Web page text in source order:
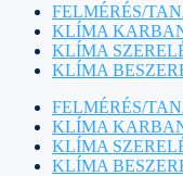
FELMÉRÉS/
KLÍMA
KLÍMA
KLÍMA
FELMÉRÉS/
KLÍMA
KLÍMA
KLÍMA